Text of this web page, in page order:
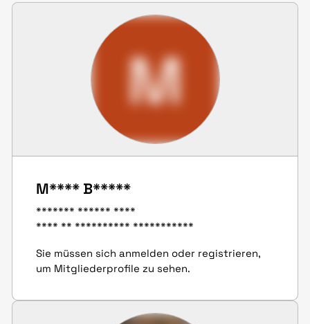
M
M**** B*****
******* ****** ****
**** ** ********** ***********
Sie müssen sich anmelden oder registrieren,
um Mitgliederprofile zu sehen.